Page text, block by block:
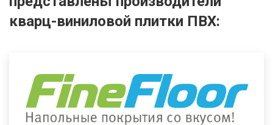
кварц-виниловой плитки ПВХ: